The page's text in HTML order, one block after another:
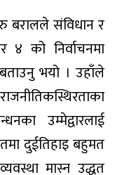
बरालले संविधान र
को निर्वाचनमा
भयो । उहाँले
उम्मेद्वारलाई
दुईतिहाइ बहुमत
मास्न उद्धत